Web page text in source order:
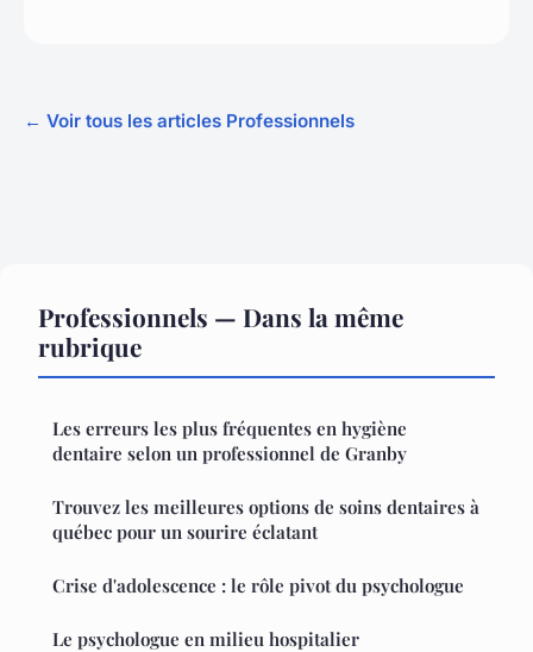
← Voir tous les articles Professionnels
Professionnels — Dans la même
rubrique
Les erreurs les plus fréquentes en hygiène
dentaire selon un professionnel de Granby
Trouvez les meilleures options de soins dentaires à
québec pour un sourire éclatant
Crise d'adolescence : le rôle pivot du psychologue
Le psychologue en milieu hospitalier